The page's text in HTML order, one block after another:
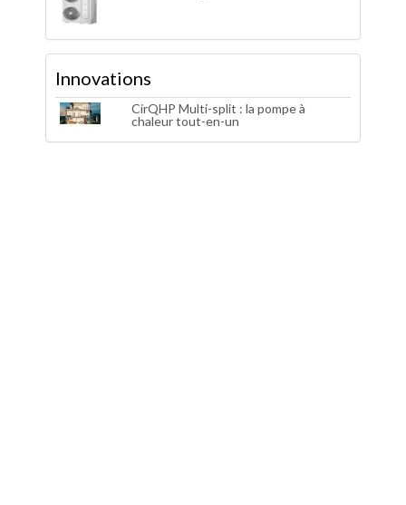
Innovations
CirQHP Multi-split : la pompe à
chaleur tout-en-un